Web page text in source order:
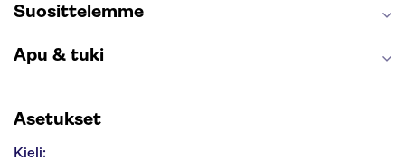
Suosittelemme
Apu & tuki
Asetukset
Kieli: